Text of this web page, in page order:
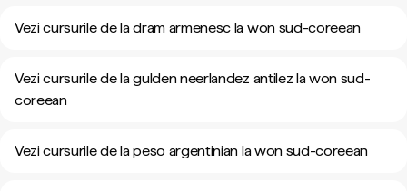
Vezi cursurile de la dram armenesc la won sud-coreean
Vezi cursurile de la gulden neerlandez antilez la won sud-
coreean
Vezi cursurile de la peso argentinian la won sud-coreean